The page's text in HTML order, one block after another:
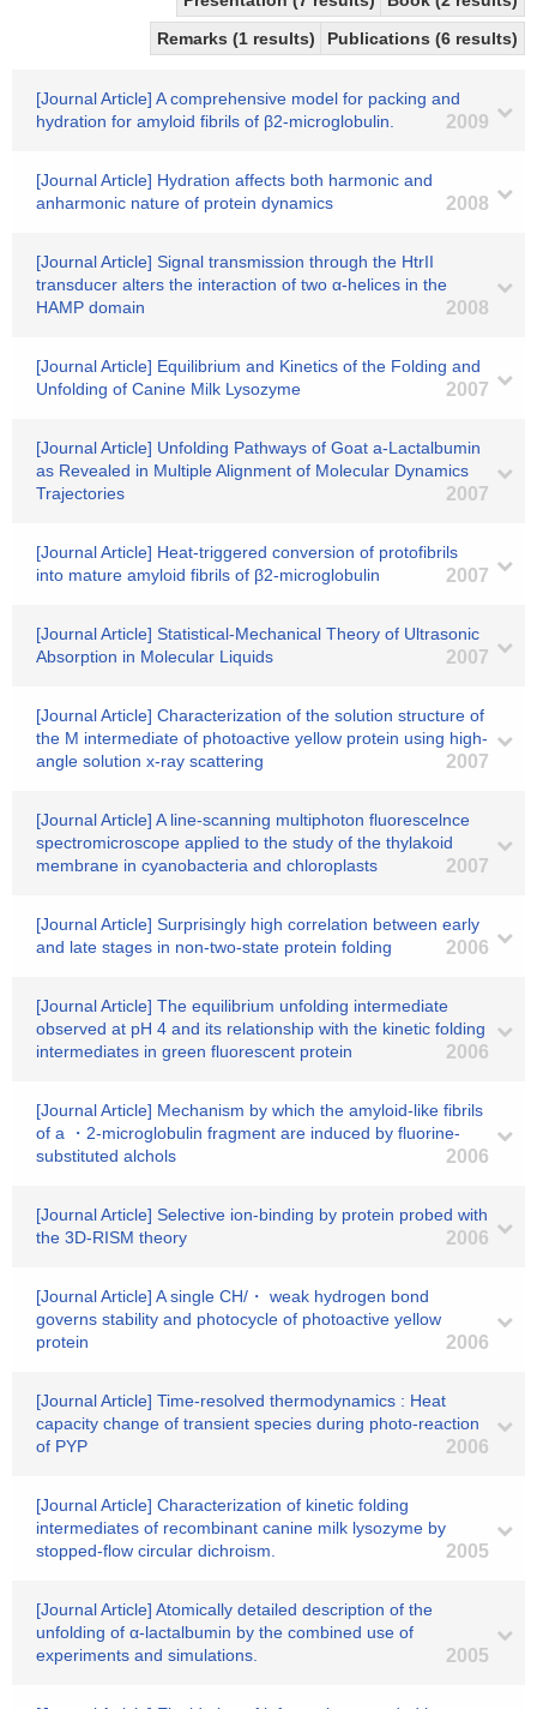
Remarks (1 results)
Publications (6 results)
[Journal Article] A comprehensive model for packing and
hydration for amyloid fibrils of β2-microglobulin.
2009
[Journal Article] Hydration affects both harmonic and
anharmonic nature of protein dynamics
2008
[Journal Article] Signal transmission through the HtrII
transducer alters the interaction of two α-helices in the
HAMP domain
2008
[Journal Article] Equilibrium and Kinetics of the Folding and
Unfolding of Canine Milk Lysozyme
2007
[Journal Article] Unfolding Pathways of Goat a-Lactalbumin
as Revealed in Multiple Alignment of Molecular Dynamics
Trajectories
2007
[Journal Article] Heat-triggered conversion of protofibrils
into mature amyloid fibrils of β2-microglobulin
2007
[Journal Article] Statistical-Mechanical Theory of Ultrasonic
Absorption in Molecular Liquids
2007
[Journal Article] Characterization of the solution structure of
the M intermediate of photoactive yellow protein using high-
angle solution x-ray scattering
2007
[Journal Article] A line-scanning multiphoton fluorescelnce
spectromicroscope applied to the study of the thylakoid
membrane in cyanobacteria and chloroplasts
2007
[Journal Article] Surprisingly high correlation between early
and late stages in non-two-state protein folding
2006
[Journal Article] The equilibrium unfolding intermediate
observed at pH 4 and its relationship with the kinetic folding
intermediates in green fluorescent protein
2006
[Journal Article] Mechanism by which the amyloid-like fibrils
of a ・2-microglobulin fragment are induced by fluorine-
substituted alchols
2006
[Journal Article] Selective ion-binding by protein probed with
the 3D-RISM theory
2006
[Journal Article] A single CH/・ weak hydrogen bond
governs stability and photocycle of photoactive yellow
protein
2006
[Journal Article] Time-resolved thermodynamics : Heat
capacity change of transient species during photo-reaction
of PYP
2006
[Journal Article] Characterization of kinetic folding
intermediates of recombinant canine milk lysozyme by
stopped-flow circular dichroism.
2005
[Journal Article] Atomically detailed description of the
unfolding of α-lactalbumin by the combined use of
experiments and simulations.
2005